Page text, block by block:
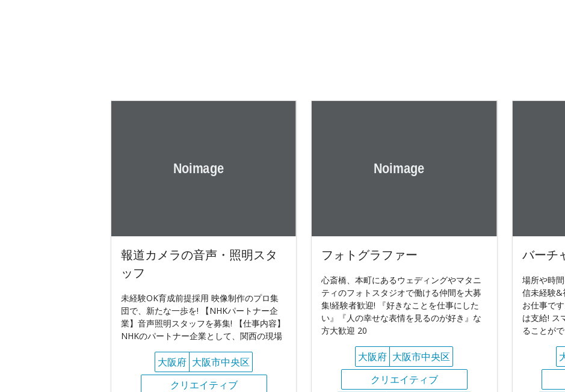
報道カメラの音声・照明スタ
ッフ
未経験OK育成前提採用 映像制作のプロ集
団で、新たな一歩を! 【NHKパートナー企
業】音声照明スタッフを募集! 【仕事内容】
NHKのパートナー企業として、関西の現場
大阪府 大阪市中央区
クリエイティブ
フォトグラファー
心斎橋、本町にあるウェディングやマタニ
ティのフォトスタジオで働ける仲間を大募
集!経験者歓迎! 『好きなことを仕事にした
い』『人の幸せな表情を見るのが好き』な
方大歓迎 20
大阪府 大阪市中央区
クリエイティブ
バーチ
場所や時
信未経験&
お仕事で
は支給! ス
ることがで